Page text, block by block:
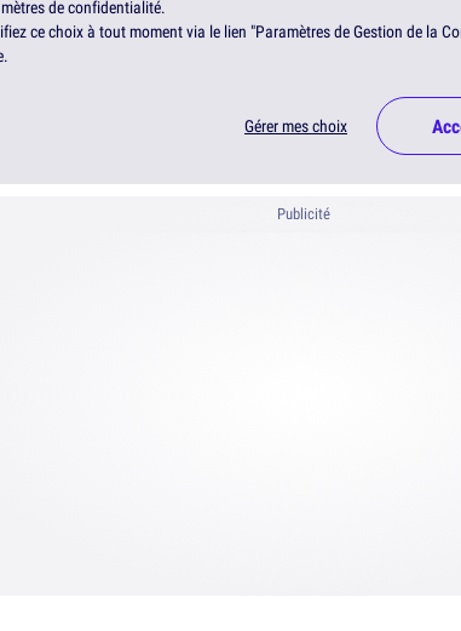
de confidentialité.
ce choix à tout moment via le lien "Paramètres de Gestion de la
Gérer mes choix
Publicité